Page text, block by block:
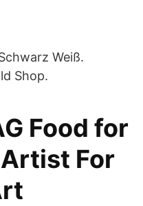
Weiß.
Shop.
Food for
For